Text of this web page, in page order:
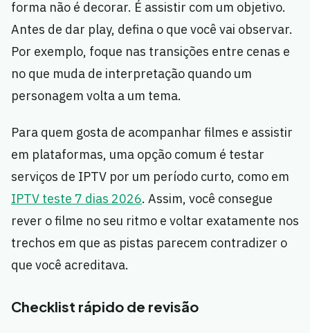
forma não é decorar. É assistir com um objetivo.
Antes de dar play, defina o que você vai observar.
Por exemplo, foque nas transições entre cenas e
no que muda de interpretação quando um
personagem volta a um tema.
Para quem gosta de acompanhar filmes e assistir
em plataformas, uma opção comum é testar
serviços de IPTV por um período curto, como em
IPTV teste 7 dias 2026. Assim, você consegue
rever o filme no seu ritmo e voltar exatamente nos
trechos em que as pistas parecem contradizer o
que você acreditava.
Checklist rápido de revisão